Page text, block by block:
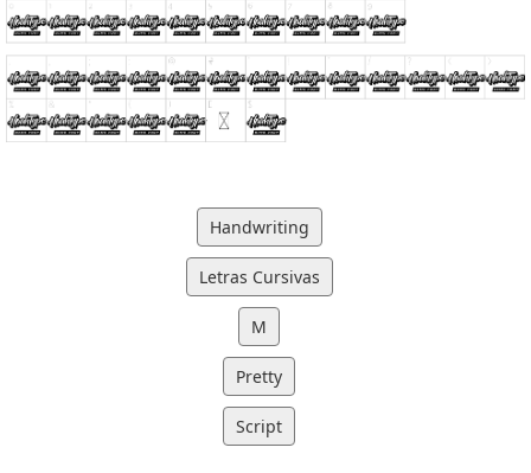
Handwriting
Letras Cursivas
M
Pretty
Script